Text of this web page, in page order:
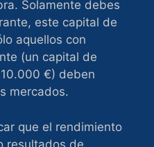
Solamente debes
este capital de
aquellos con
(un capital de
€) deben
mercados.
que el rendimiento
resultados de